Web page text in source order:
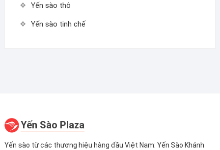
Yến sào thô
Yến sào tinh chế
Yến Sào Plaza
Yến sào từ các thương hiệu hàng đầu Việt Nam: Yến Sào Khánh